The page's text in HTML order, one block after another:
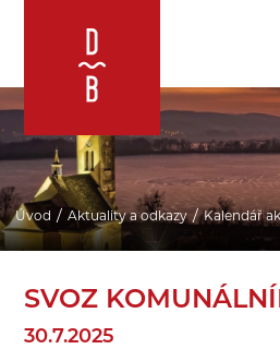
Úvod Aktuality a odkazy Kalendář
SVOZ
30.7.2025